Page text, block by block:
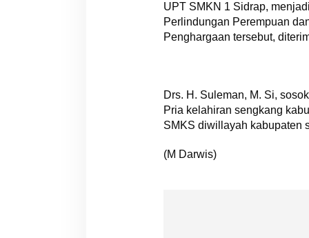
UPT SMKN 1 Sidrap,
Perlindungan Perempuan
Penghargaan tersebut,
Drs. H. Suleman, M. Si,
Pria kelahiran sengkang
SMKS diwillayah kabupaten
(M Darwis)